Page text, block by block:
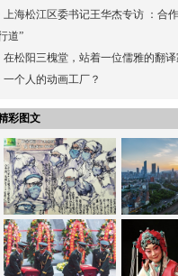
上海松江区委书记王华杰专访 ：合
道”
在松阳三槐堂，站着一位儒雅的翻译
一个人的动画工厂？
彩图文